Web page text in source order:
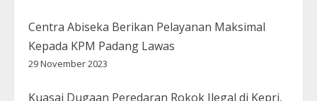
Centra Abiseka Berikan Pelayanan Maksimal
Kepada KPM Padang Lawas
29 November 2023
Kuasai Dugaan Peredaran Rokok Ilegal di Kepri,